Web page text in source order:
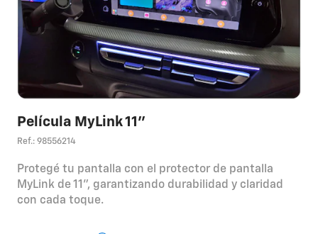
Película MyLink 11"
Ref.: 98556214
Protegé tu pantalla con el protector de pantalla
MyLink de 11", garantizando durabilidad y claridad
con cada toque.